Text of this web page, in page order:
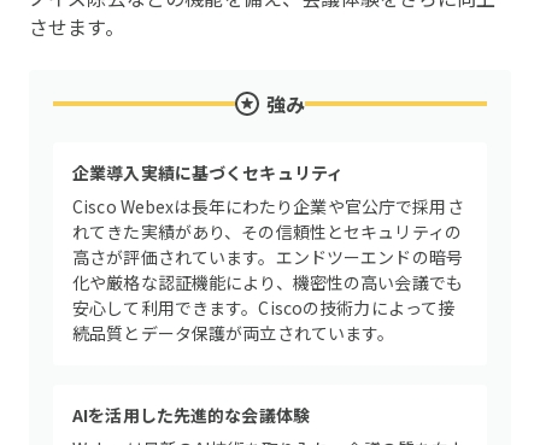
させます。
強み
企業導入実績に基づくセキュリティ
Cisco Webexは長年にわたり企業や官公庁で採用さ
れてきた実績があり、その信頼性とセキュリティの
高さが評価されています。エンドツーエンドの暗号
化や厳格な認証機能により、機密性の高い会議でも
安心して利用できます。Ciscoの技術力によって接
続品質とデータ保護が両立されています。
AIを活用した先進的な会議体験